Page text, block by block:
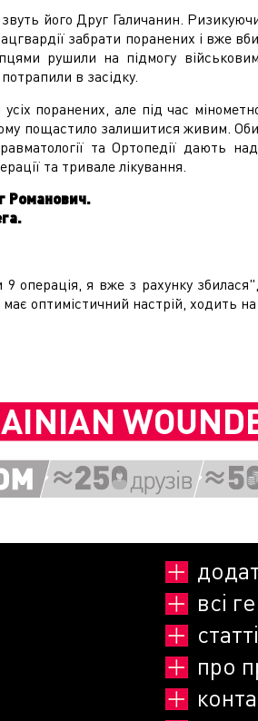
його Друг Галичанин.
забрати поранених і вже
рушили на підмогу
в засідку.
поранених, але під час
пощастило залишитися живим.
та Ортопедії дають
та тривале лікування.
Романович.
9 операція, я вже з рахунку
оптимістичний настрій, ходить
всі
статті
про